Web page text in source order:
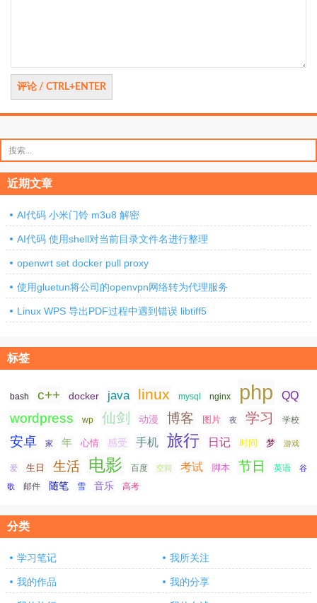
索：
近期文章
AI代码 小米门铃 m3u8 解密
AI代码 使用shell对当前目录文件名进行整理
openwrt set docker pull proxy
使用gluetun将公司的openvpn网络转为代理服务
Linux WPS 导出PDF过程中遇到错误 libtiff5
标签
bash c++ docker java linux mysql nginx php QQ
wordpress wp 仙剑 动漫 博客 图片 夜 学习 学校
安卓 家 年 心情 感受 手机 旅行 日记 时间 梦 游戏
爱 生日 生活 电影 百度 空间 考试 脚本 节日 英语 谷
歌 邮件 随笔 雪 音乐 高考
分类
学习笔记 我所关注
我的作品 我的分享